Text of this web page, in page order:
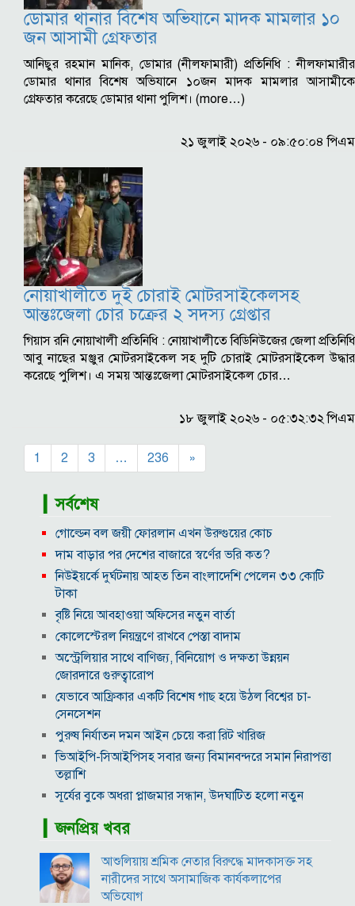
ডোমার থানার বিশেষ অভিযানে মাদক মামলার ১০
জন আসামী গ্রেফতার
আনিছুর রহমান মানিক, ডোমার (নীলফামারী) প্রতিনিধি : নীলফামারীর
ডোমার থানার বিশেষ অভিযানে ১০জন মাদক মামলার আসামীকে
গ্রেফতার করেছে ডোমার থানা পুলিশ। (more…)
২১ জুলাই ২০২৬ - ০৯:৫০:০৪ পিএম
নোয়াখালীতে দুই চোরাই মোটরসাইকেলসহ
আন্তঃজেলা চোর চক্রের ২ সদস্য গ্রেপ্তার
গিয়াস রনি নোয়াখালী প্রতিনিধি : নোয়াখালীতে বিডিনিউজের জেলা প্রতিনিধি
আবু নাছের মঞ্জুর মোটরসাইকেল সহ দুটি চোরাই মোটরসাইকেল উদ্ধার
করেছে পুলিশ। এ সময় আন্তঃজেলা মোটরসাইকেল চোর…
১৮ জুলাই ২০২৬ - ০৫:৩২:৩২ পিএম
1 2 3 … 236 »
▎সর্বশেষ
গোল্ডেন বল জয়ী ফোরলান এখন উরুগুয়ের কোচ
দাম বাড়ার পর দেশের বাজারে স্বর্ণের ভরি কত?
নিউইয়র্কে দুর্ঘটনায় আহত তিন বাংলাদেশি পেলেন ৩৩ কোটি
টাকা
বৃষ্টি নিয়ে আবহাওয়া অফিসের নতুন বার্তা
কোলেস্টেরল নিয়ন্ত্রণে রাখবে পেস্তা বাদাম
অস্ট্রেলিয়ার সাথে বাণিজ্য, বিনিয়োগ ও দক্ষতা উন্নয়ন
জোরদারে গুরুত্বারোপ
যেভাবে আফ্রিকার একটি বিশেষ গাছ হয়ে উঠল বিশ্বের চা-
সেনসেশন
পুরুষ নির্যাতন দমন আইন চেয়ে করা রিট খারিজ
ভিআইপি-সিআইপিসহ সবার জন্য বিমানবন্দরে সমান নিরাপত্তা
তল্লাশি
সূর্যের বুকে অধরা প্লাজমার সন্ধান, উদ্ঘাটিত হলো নতুন
উপমহাদেশের প্রভাবশালী ১০ সুফি সাধক
প্রতারণা মামলায় সালমান খানকে আদালতে তলব
কোটি টাকার মৃত্যু ভাতার লোভে সেনাদের বিয়ে, সামনে
এলো চাঞ্চল্যকর অভিযোগ
▎জনপ্রিয় খবর
আশুলিয়ায় শ্রমিক নেতার বিরুদ্ধে মাদকাসক্ত সহ
নারীদের সাথে অসামাজিক কার্যকলাপের
অভিযোগ